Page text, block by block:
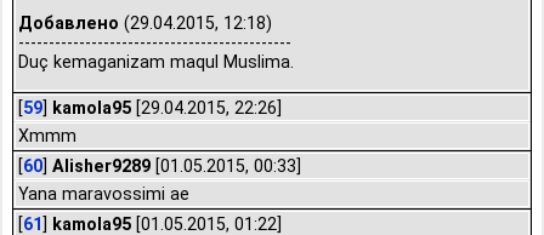
Добавлено (29.04.2015, 12:18)
---------------------------------------------
Duç kemaganizam maqul Muslima.
[59] kamola95 [29.04.2015, 22:26]
Xmmm
[60] Alisher9289 [01.05.2015, 00:33]
Yana maravossimi ae
[61] kamola95 [01.05.2015, 01:22]